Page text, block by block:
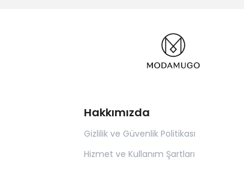
Hakkımızda
Gizlilik ve Güvenlik Politikası
Hizmet ve Kullanım Şartları